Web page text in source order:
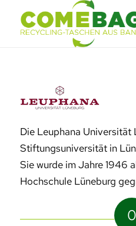
Die Leuphana Universität
Stiftungsuniversität in
Sie wurde im Jahre 1946
Hochschule Lüneburg
0